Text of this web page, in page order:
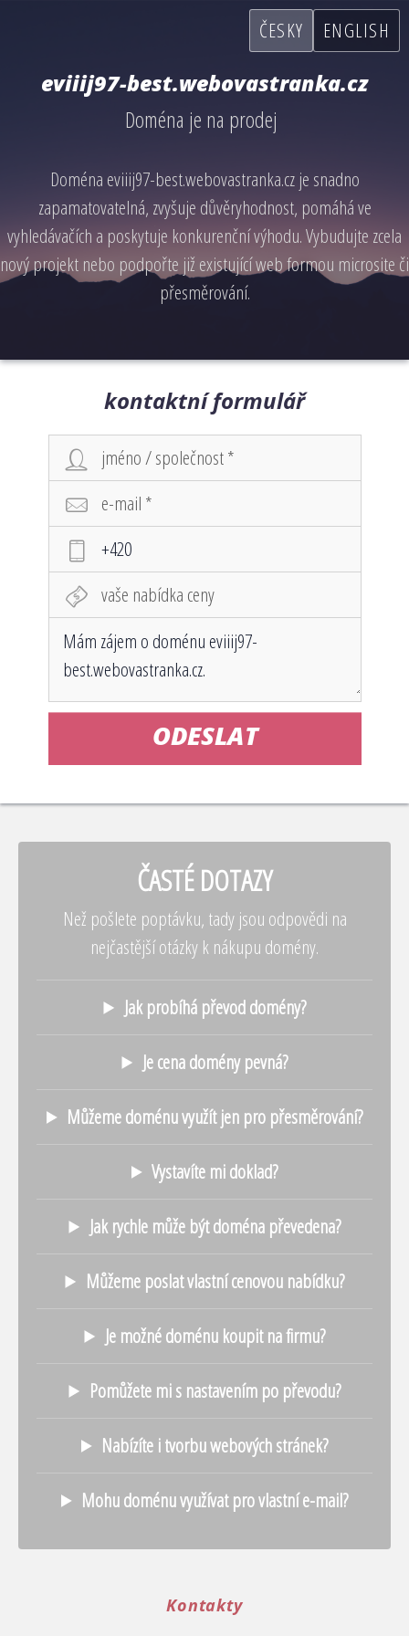
ČESKY ENGLISH
eviiij97-best.webovastranka.cz
Doména je na prodej
Doména eviiij97-best.webovastranka.cz je snadno
zapamatovatelná, zvyšuje důvěryhodnost, pomáhá ve
vyhledávačích a poskytuje konkurenční výhodu. Vybudujte zcela
nový projekt nebo podpořte již existující web formou microsite či
přesměrování.
kontaktní formulář
ODESLAT
ČASTÉ DOTAZY
Než pošlete poptávku, tady jsou odpovědi na
nejčastější otázky k nákupu domény.
Jak probíhá převod domény?
Je cena domény pevná?
Můžeme doménu využít jen pro přesměrování?
Vystavíte mi doklad?
Jak rychle může být doména převedena?
Můžeme poslat vlastní cenovou nabídku?
Je možné doménu koupit na firmu?
Pomůžete mi s nastavením po převodu?
Nabízíte i tvorbu webových stránek?
Mohu doménu využívat pro vlastní e-mail?
Kontakty